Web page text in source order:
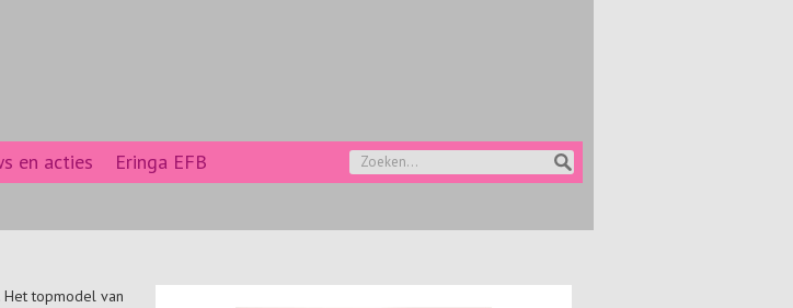
en acties Eringa EFB
topmodel van